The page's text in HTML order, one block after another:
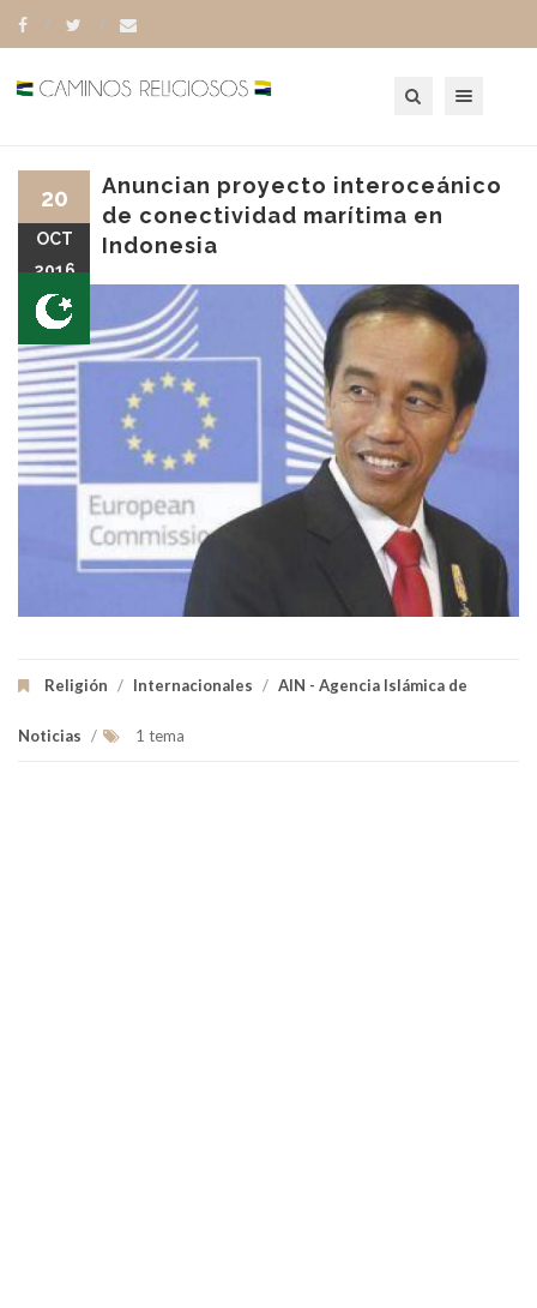
Anuncian proyecto interoceánico
de conectividad marítima en
Indonesia
Religión / Internacionales / AIN - Agencia Islámica de
Noticias / 1 tema
20
OCT
2016